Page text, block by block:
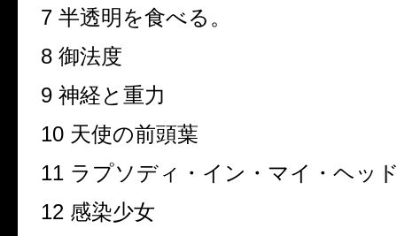
7 半透明を食べる。
8 御法度
9 神経と重力
10 天使の前頭葉
11 ラプソディ・イン・マイ・ヘッ
12 感染少女